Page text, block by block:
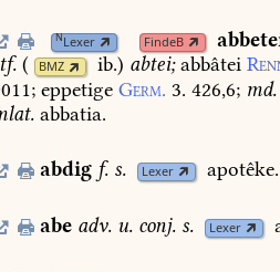
NLexer FindeB
( BMZ ib.) abtei; abbâtei
; eppetige Germ. 3. 426,6; md.
abbatia.
abdig f. s. Lexer apotêke.
abe adv. u. conj. s. Lexer